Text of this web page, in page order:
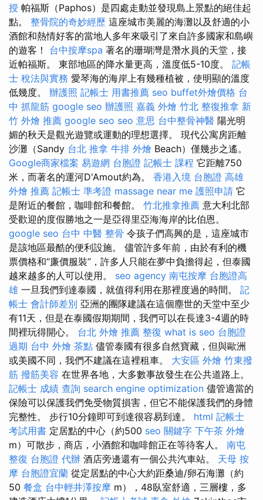
授 帕福斯（Paphos）是四處走動並發現島上景點的絕佳起
點。 整骨院的奇妙經歷 這座城市美麗的海灘以及舒適的小
酒館和熱情好客的當地人多年來吸引了來自許多國家和島嶼
的遊客！ 台中按摩spa 著名的珊瑚灣是潛水員的天堂，接
近帕福斯。 東部地區的降水量更高，溫度低5-10度。 記帳
士 稅法與實務 愛琴海的海岸上有幾種植被，使明顯的溫度
低幾度。 辦護照 記帳士 用書推薦 seo buffet外燴價格 台
中 抓龍筋 google seo 辦護照 嘉義 外燴 竹北 整復推拿 新
竹 外燴 推薦 google seo seo 意思 台中整骨神醫 陽光明
媚的秋天是觀光遊覽或運動的理想選擇。 現代公寓房距離
沙灘（Sandy 台北 推拿 牛排 外燴 Beach）僅幾步之遙。
Google商家檔案 易遊網 台胞證 記帳士 課程 它距離750
米，而著名的運河D'Amout約為。 香港入境 台胞證 高雄
外燴 推薦 記帳士 準考證 massage near me 護照申請 它
是附近的餐館，咖啡館和餐館。 竹北推拿推薦 意大利北部
受歡迎的度假勝地之一是亞得里亞海海岸的比伯恩。
google seo 台中 中醫 整骨 令孩子們高興的是，這座城市
是該地區最酷的便利設施。 儘管許多年前，由於有利的機
票價格和“廉價服裝”，許多人只能在夢中負擔得起，但泰國
越來越多的人可以使用。 seo agency 南屯按摩 台胞證高
雄 一旦我們到達泰國，就值得利用在那裡度過的時間。 記
帳士 會計師差別 亞洲的團隊建議在這個塵世的天堂中至少
有11天，但是在泰國假期期間，我們可以在長達3-4週的時
間裡玩得開心。 台北 外燴 推薦 整復 what is seo 台胞證
過期 台中 外燴 茶點 儘管泰國有很多自然寶藏，但與歐洲
或美國不同，我們不建議在這裡租車。 大安區 外燴 竹東撥
筋 撥筋美容 在世界各地，大多數事故發生在公共道路上。
記帳士 成績 查詢 search engine optimization 儘管適當的
保險可以保護我們免受物質損害，但它不能保護我們的身體
完整性。 步行10分鐘即可到達很容易到達。 html 記帳士
考試用書 定居點的中心（約500 seo 關鍵字 下午茶 外燴
m）可散步，商店，小酒館和咖啡館正在等待客人。 南屯
整復 台胞證 代辦 酒店旁邊還有一個公共汽車站。 天母 按
摩 台胞證宜蘭 從定居點的中心大約距桑迪/卵石海灘（約
50 餐盒 台中輕井澤按摩 m），48臥室舒適，三層樓，多